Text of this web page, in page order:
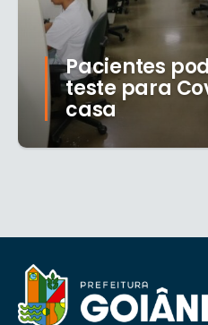
Pacientes
teste para
casa